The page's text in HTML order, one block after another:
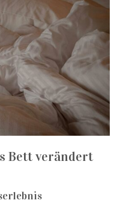
Bett verändert